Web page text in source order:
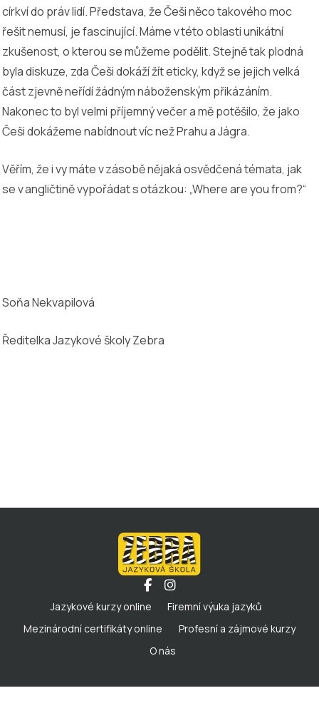
církví do práv lidí. Představa, že Češi něco takového moc
řešit nemusí, je fascinující. Máme v této oblasti unikátní
zkušenost, o kterou se můžeme podělit. Stejně tak plodná
byla diskuze, zda Češi dokáží žít eticky, když se jejich velká
část zjevně neřídí žádným náboženským přikázáním.
Nakonec to byl velmi příjemný večer a mě potěšilo, že jako
Češi dokážeme nabídnout víc než Prahu a Jágra.
Věřím, že i vy máte v zásobě nějaká osvědčená témata, jak
se v angličtině vypořádat s otázkou: „Where are you from?“
Soňa Nekvapilová
Ředitelka Jazykové školy Zebra
Jazykové kurzy online
Firemní výuka jazyků
Mezinárodní certifikáty online
Profesní a zájmové kurzy
O nás